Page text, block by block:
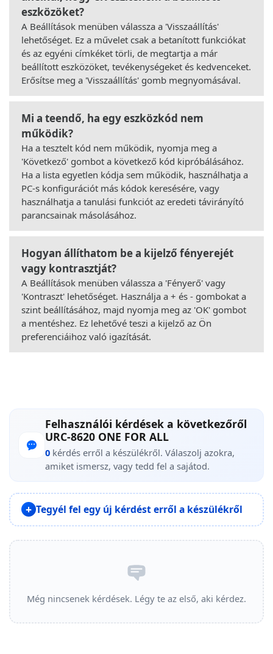
eszközöket?
A Beállítások menüben válassza a 'Visszaállítás'
lehetőséget. Ez a művelet csak a betanított funkciókat
és az egyéni címkéket törli, de megtartja a már
beállított eszközöket, tevékenységeket és kedvenceket.
Erősítse meg a 'Visszaállítás' gomb megnyomásával.
Mi a teendő, ha egy eszközkód nem
működik?
Ha a tesztelt kód nem működik, nyomja meg a
'Következő' gombot a következő kód kipróbálásához.
Ha a lista egyetlen kódja sem működik, használhatja a
PC-s konfigurációt más kódok keresésére, vagy
használhatja a tanulási funkciót az eredeti távirányító
parancsainak másolásához.
Hogyan állíthatom be a kijelző fényerejét
vagy kontrasztját?
A Beállítások menüben válassza a 'Fényerő' vagy
'Kontraszt' lehetőséget. Használja a + és - gombokat a
szint beállításához, majd nyomja meg az 'OK' gombot
a mentéshez. Ez lehetővé teszi a kijelző az Ön
preferenciáihoz való igazítását.
Felhasználói kérdések a következőről
URC-8620 ONE FOR ALL
0 kérdés erről a készülékről. Válaszolj azokra,
amiket ismersz, vagy tedd fel a sajátod.
Tegyél fel egy új kérdést erről a készülékről
Még nincsenek kérdések. Légy te az első, aki kérdez.